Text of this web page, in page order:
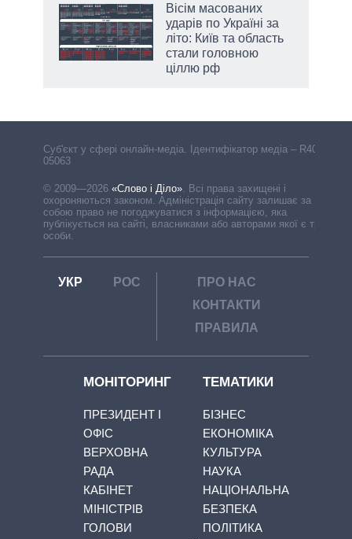
Вісім масованих
ударів по Україні за
літо: Київ та область
стали головною
ціллю рф
Cуб'єкт у сфері онлайн-медіа. Ідентифікатор медіа – R40-
05063
© 2009—2026 «Слово і Діло» Всі права захищені і
охороняються законом. Адміністрація сайту залишає за
собою право не погоджуватися з інформацією, яка
публікується на сайті, власниками або авторами якої є треті
особи.
УКР РОС
ПРО НАС
КОНТАКТИ
ПРАВИЛА
МОНІТОРИНГ
ПРЕЗИДЕНТ І
ОФІС
ВЕРХОВНА
РАДА
КАБІНЕТ
МІНІСТРІВ
ГОЛОВИ
ТЕМАТИКИ
БІЗНЕС
ЕКОНОМІКА
КУЛЬТУРА
НАУКА
НАЦІОНАЛЬНА
БЕЗПЕКА
ПОЛІТИКА